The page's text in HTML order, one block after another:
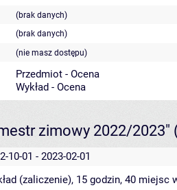
(brak danych)
(brak danych)
(nie masz dostępu)
Przedmiot - Ocena
Wykład - Ocena
zimowy 2022/2023"
10-01 - 2023-02-01
(zaliczenie), 15 godzin, 40 miejsc